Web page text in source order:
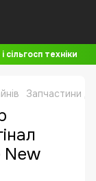
сільгосп техніки
Запчастини
New